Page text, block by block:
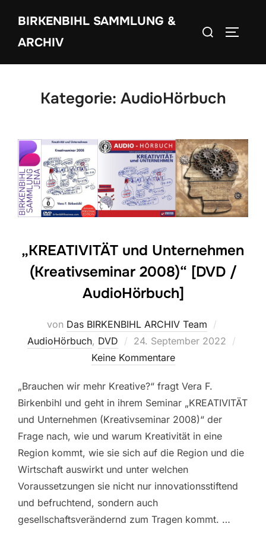
Inhalt
springen
BIRKENBIHL SAMMLUNG &
ARCHIV
Suchen
Kategorie: AudioHörbuch
„KREATIVITÄT und Unternehmen
(Kreativseminar 2008)“ [DVD /
AudioHörbuch]
von Das BIRKENBIHL ARCHIV Team
AudioHörbuch, DVD
Veröffentlicht
am
24. September 2022
Keine Kommentare
„Brauchen wir mehr Kreative?“ fragt Vera F.
Birkenbihl und geht in ihrem Seminar „KREATIVITÄT
und Unternehmen (Kreativseminar 2008)“ der
Frage nach, wie und warum Kreativität in eine
Region kommt, wie sie sich auf die Region und die
Wirtschaft auswirkt und unter welchen
Voraussetzungen sie nicht nur innovationsstiftend
und befruchtend, sondern auch
gesellschaftsverändernd zum Tragen kommt. …